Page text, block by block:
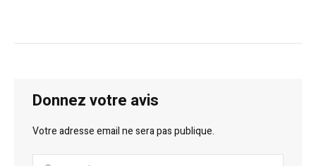
Donnez votre avis
Votre adresse email ne sera pas publique.